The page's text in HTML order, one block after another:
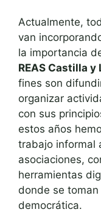
Actualmente,
van
la importancia
REAS Castilla y
fines son
organizar
con sus
estos años
trabajo informal
asociaciones,
herramientas
donde se
democrática.